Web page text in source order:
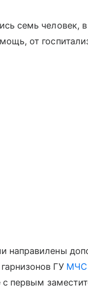
семь человек,
от
направилены
ГУ МЧС
с первым